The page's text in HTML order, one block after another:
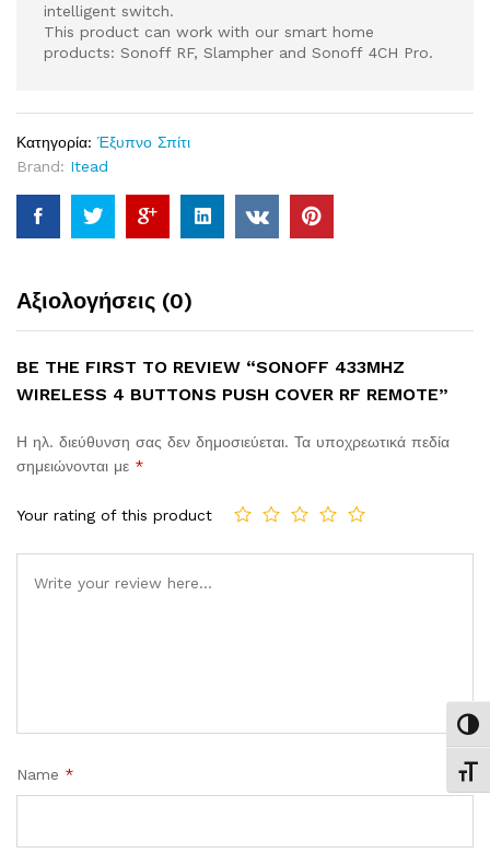
intelligent switch.
This product can work with our smart home
products: Sonoff RF, Slampher and Sonoff 4CH Pro.
Κατηγορία: Έξυπνο Σπίτι
Brand: Itead
Αξιολογήσεις (0)
BE THE FIRST TO REVIEW “SONOFF 433MHZ
WIRELESS 4 BUTTONS PUSH COVER RF REMOTE”
Η ηλ. διεύθυνση σας δεν δημοσιεύεται. Τα υποχρεωτικά πεδία
σημειώνονται με *
Your rating of this product
Name *